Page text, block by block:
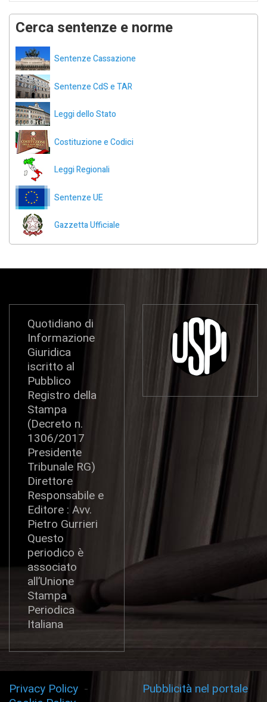
Cerca sentenze e norme
Sentenze Cassazione
Sentenze CdS e TAR
Leggi dello Stato
Costituzione e Codici
Leggi Regionali
Sentenze UE
Gazzetta Ufficiale
Quotidiano di
Informazione
Giuridica
iscritto al
Pubblico
Registro della
Stampa
(Decreto n.
1306/2017
Presidente
Tribunale RG)
Direttore
Responsabile e
Editore : Avv.
Pietro Gurrieri
Questo
periodico è
associato
all’Unione
Stampa
Periodica
Italiana
Privacy Policy -
Pubblicità nel portale